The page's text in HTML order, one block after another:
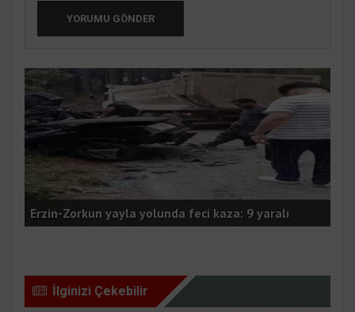
YORUMU GÖNDER
Erzin-Zorkun yayla yolunda feci kaza: 9 yaralı
İlginizi Çekebilir